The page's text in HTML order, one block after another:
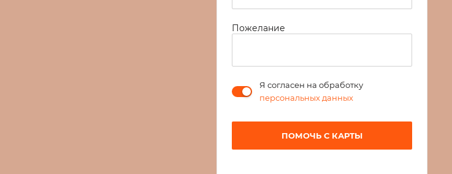
Пожелание
Я согласен на обработку
персональных данных
ПОМОЧЬ С КАРТЫ